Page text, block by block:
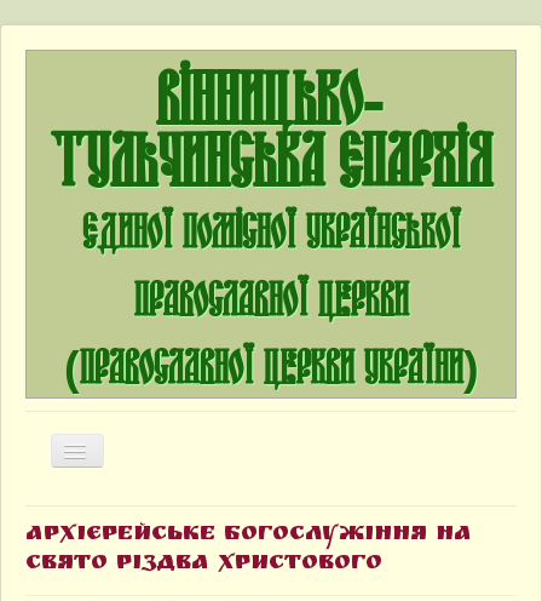
Вінницько-
Тульчинська єпархія
єдиної помісної Української
Православної Церкви
(Православної Церкви України)
Перемикач
Новини
Православної Церкви України
Архієрейське богослужіння на
свято Різдва Христового